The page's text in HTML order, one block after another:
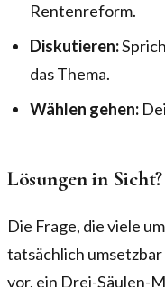
Rentenreform.
Diskutieren:
das Thema.
Wählen gehen:
Lösungen in Sicht?
Die Frage, die viele
tatsächlich
vor, ein Drei-Säulen-